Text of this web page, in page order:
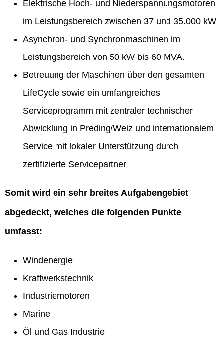
Elektrische Hoch- und Niederspannungsmotoren
im Leistungsbereich zwischen 37 und 35.000 kW
Asynchron- und Synchronmaschinen im
Leistungsbereich von 50 kW bis 60 MVA.
Betreuung der Maschinen über den gesamten
LifeCycle sowie ein umfangreiches
Serviceprogramm mit zentraler technischer
Abwicklung in Preding/Weiz und internationalem
Service mit lokaler Unterstützung durch
zertifizierte Servicepartner
Somit wird ein sehr breites Aufgabengebiet
abgedeckt, welches die folgenden Punkte
umfasst:
Windenergie
Kraftwerkstechnik
Industriemotoren
Marine
Öl und Gas Industrie